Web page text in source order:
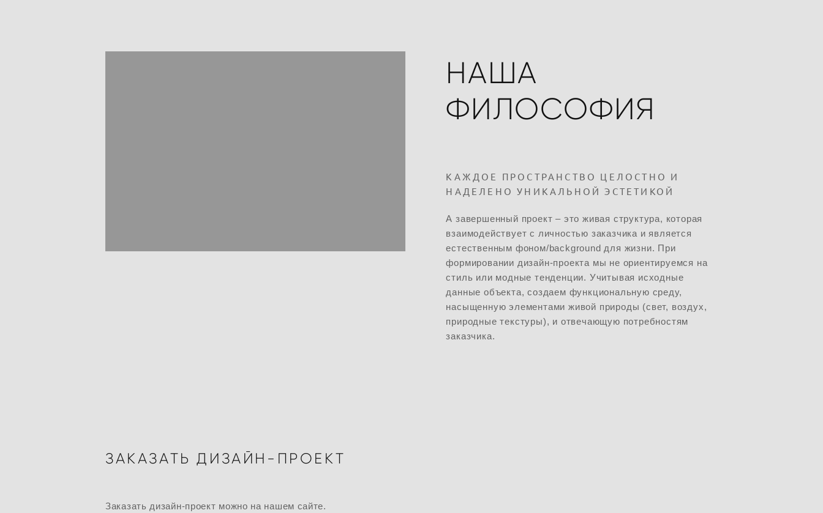
НАША
ФИЛОСОФИЯ
КАЖДОЕ ПРОСТРАНСТВО ЦЕЛОСТНО И
НАДЕЛЕНО УНИКАЛЬНОЙ ЭСТЕТИКОЙ
А завершенный проект – это живая структура, которая
взаимодействует с личностью заказчика и является
естественным фоном/background для жизни. При
формировании дизайн-проекта мы не ориентируемся на
стиль или модные тенденции. Учитывая исходные
данные объекта, создаем функциональную среду,
насыщенную элементами живой природы (свет, воздух,
природные текстуры), и отвечающую потребностям
заказчика.
ЗАКАЗАТЬ ДИЗАЙН-ПРОЕКТ
Заказать дизайн-проект можно на нашем сайте.